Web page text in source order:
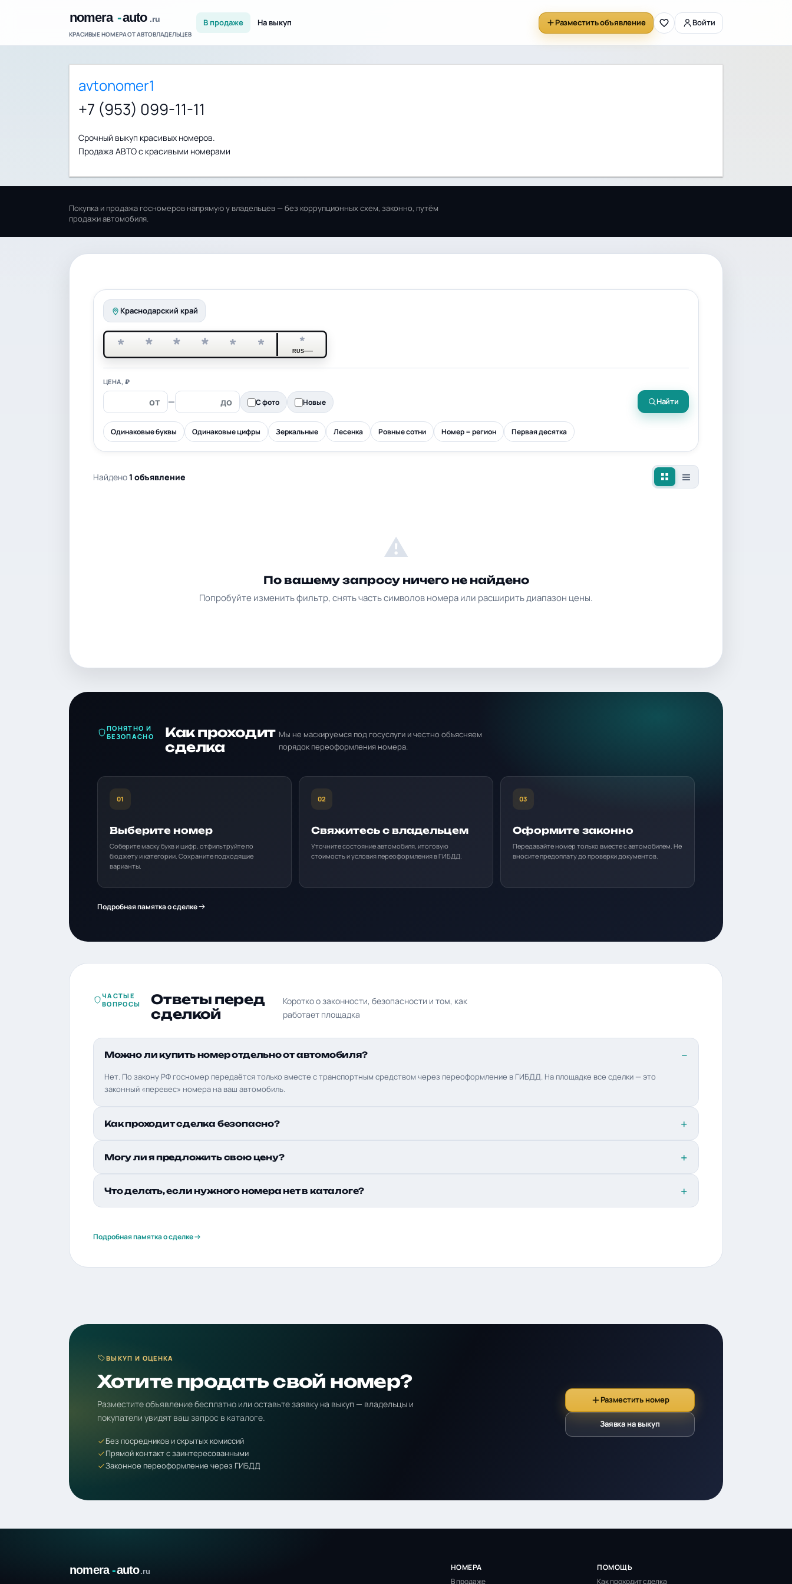
КРАСИВЫЕ НОМЕРА ОТ АВТОВЛАДЕЛЬЦЕВ
В продаже На выкуп Разместить объявление Войти
avtonomer1
+7 (953) 099-11-11
Срочный выкуп красивых номеров.
Продажа АВТО с красивыми номерами
Покупка и продажа госномеров напрямую у владельцев — без коррупционных схем, законно, путём
продажи автомобиля.
Краснодарский край
* * * * * * *
RUS
ЦЕНА, ₽
— С фото Новые Найти
Одинаковые буквы Одинаковые цифры Зеркальные Лесенка Ровные сотни Номер = регион Первая десятка
Найдено1 объявление
⚠
По вашему запросу ничего не найдено
Попробуйте изменить фильтр, снять часть символов номера или расширить диапазон цены.
ПОНЯТНО И
БЕЗОПАСНО
Как проходит
сделка
Мы не маскируемся под госуслуги и честно объясняем
порядок переоформления номера.
01
Выберите номер
Соберите маску букв и цифр, отфильтруйте по
бюджету и категории. Сохраните подходящие
варианты.
02
Свяжитесь с владельцем
Уточните состояние автомобиля, итоговую
стоимость и условия переоформления в ГИБДД.
03
Оформите законно
Передавайте номер только вместе с автомобилем. Не
вносите предоплату до проверки документов.
Подробная памятка о сделке
ЧАСТЫЕ
ВОПРОСЫ
Ответы перед
сделкой
Коротко о законности, безопасности и том, как
работает площадка
Можно ли купить номер отдельно от автомобиля?
Нет. По закону РФ госномер передаётся только вместе с транспортным средством через переоформление в ГИБДД. На площадке все сделки — это
законный «перевес» номера на ваш автомобиль.
Как проходит сделка безопасно?
Могу ли я предложить свою цену?
Что делать, если нужного номера нет в каталоге?
Подробная памятка о сделке
ВЫКУП И ОЦЕНКА
Хотите продать свой номер?
Разместите объявление бесплатно или оставьте заявку на выкуп — владельцы и
покупатели увидят ваш запрос в каталоге.
Без посредников и скрытых комиссий
Прямой контакт с заинтересованными
Законное переоформление через ГИБДД
Разместить номер
Заявка на выкуп
НОМЕРА
В продаже
ПОМОЩЬ
Как проходит сделка